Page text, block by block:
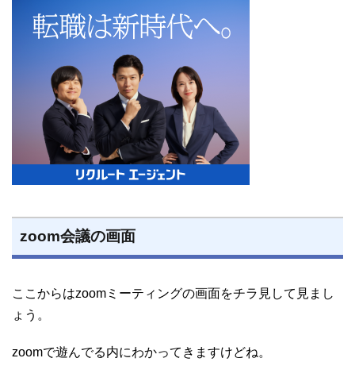
zoom会議の画面
ここからはzoomミーティングの画面をチラ見して見まし
ょう。
zoomで遊んでる内にわかってきますけどね。